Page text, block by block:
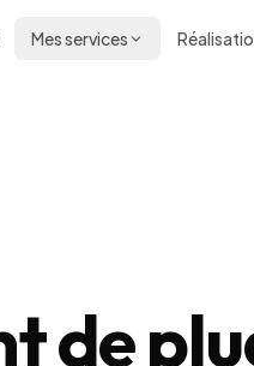
Mes services
de